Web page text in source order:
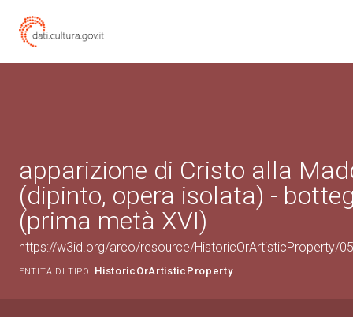
apparizione di Cristo alla
(dipinto, opera isolata) -
(prima metà XVI)
https://w3id.org/arco/resource/HistoricOrArtisticProperty/
ENTITÀ DI TIPO: HistoricOrArtisticProperty